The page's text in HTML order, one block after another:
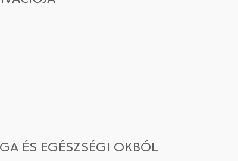
ÉS EGÉSZSÉGI OKBÓL